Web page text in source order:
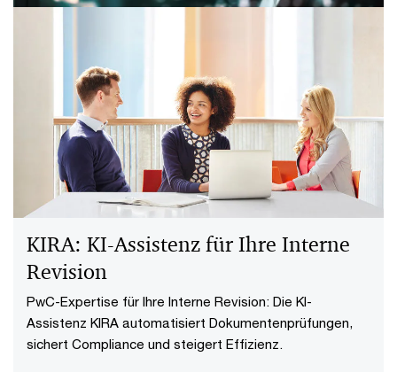
Risiken in Chancen wandeln – Lesen Sie hier die
deutschen Ergebnisse der globalen PwC-Studie zum
Thema Risikomanagement.
KIRA: KI-Assistenz für Ihre Interne
Revision
PwC-Expertise für Ihre Interne Revision: Die KI-
Assistenz KIRA automatisiert Dokumentenprüfungen,
sichert Compliance und steigert Effizienz.